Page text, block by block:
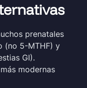
prenatales
(no 5-MTHF) y
GI).
modernas